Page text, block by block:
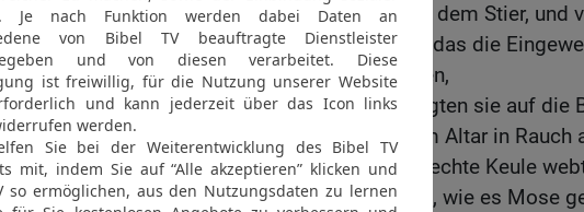
19 Aber die Fettstücke von dem Stier, und
Fettschwanz und das Fett, das die
Nieren und den Leberlappen,
20 alle diese Fettstücke legten sie auf die
ließ die Fettstücke auf dem Altar in Rauch
21 Aber die Brust und die rechte Keule
Webopfer vor dem HERRN, wie es Mose